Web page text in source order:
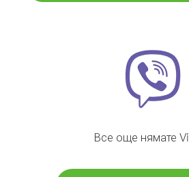
Все още нямате